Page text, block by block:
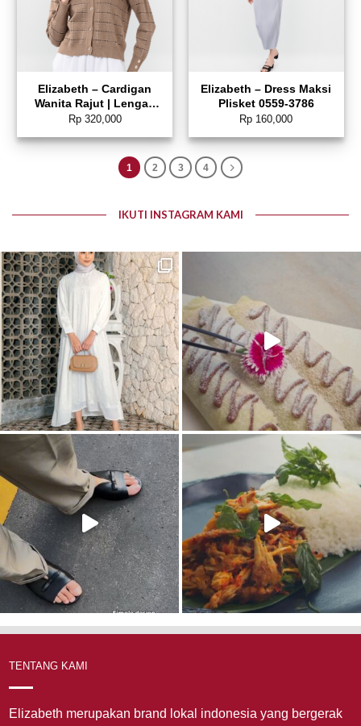
Elizabeth – Cardigan
Wanita Rajut | Lengan
Panjang 0559-3569
Rp320,000
Elizabeth – Dress Maksi
Plisket 0559-3786
Rp 160,000
1 2 3 4
IKUTI INSTAGRAM KAMI
TENTANG KAMI
Elizabeth merupakan brand lokal indonesia yang bergerak